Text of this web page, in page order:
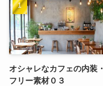
オシャレなカフェの内装・
フリー素材０３